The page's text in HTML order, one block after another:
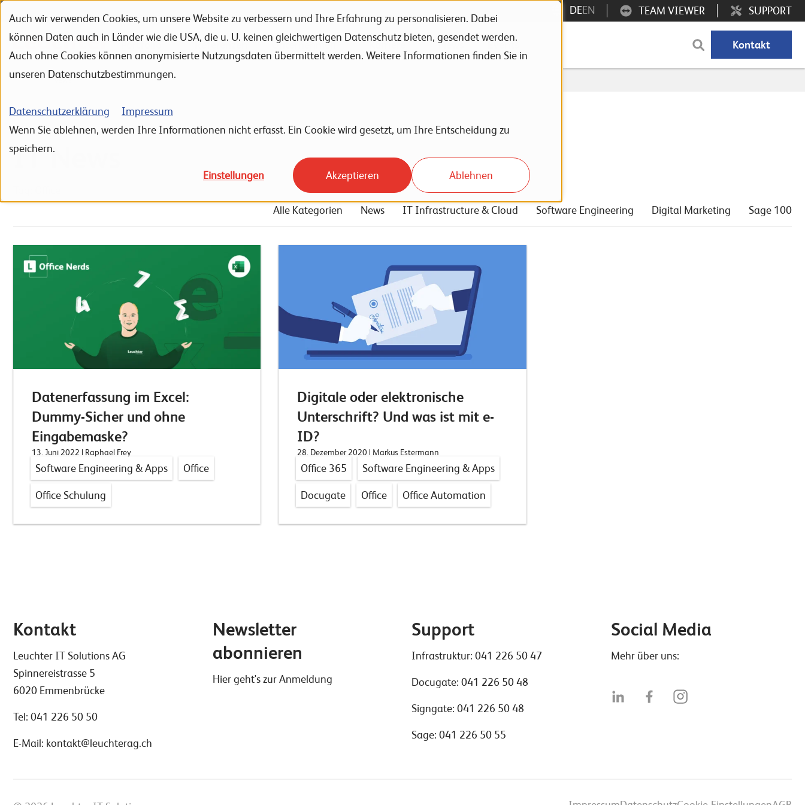
Auch wir verwenden Cookies, um unsere Website zu verbessern und Ihre Erfahrung zu personalisieren. Dabei
können Daten auch in Länder wie die USA, die u. U. keinen gleichwertigen Datenschutz bieten, gesendet werden.
Auch ohne Cookies können anonymisierte Nutzungsdaten übermittelt werden. Weitere Informationen finden Sie in
unseren Datenschutzbestimmungen.
Datenschutzerklärung
Impressum
Wenn Sie ablehnen, werden Ihre Informationen nicht erfasst. Ein Cookie wird gesetzt, um Ihre Entscheidung zu
speichern.
Einstellungen Akzeptieren Ablehnen
Portfolio
Referenzen Unternehmen Karriere News Events Kontakt
SUPPORT
TEAM VIEWER
DEEN
Home News
IT News
Alle Kategorien
News IT Infrastructure & Cloud Software Engineering Digital Marketing Sage 100
Datenerfassung im Excel:
Dummy-Sicher und ohne
Eingabemaske?
13. Juni 2022 | Raphael Frey
Software Engineering & Apps Office
Office Schulung
Digitale oder elektronische
Unterschrift? Und was ist mit e-
ID?
28. Dezember 2020| Markus Estermann
Office 365 Software Engineering & Apps
Docugate Office Office Automation
Kontakt
Leuchter IT Solutions AG
Spinnereistrasse 5
6020 Emmenbrücke
Tel: 041 226 50 50
E-Mail: kontakt@leuchterag.ch
Newsletter
abonnieren
Hier geht's zur Anmeldung
Support
Infrastruktur: 041 226 50 47
Docugate: 041 226 50 48
Signgate: 041 226 50 48
Sage: 041 226 50 55
Social Media
Mehr über uns: